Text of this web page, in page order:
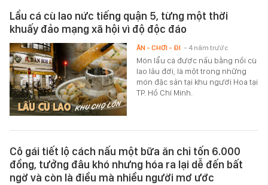
Lẩu cá cù lao nức tiếng quận 5, từng một thời
khuấy đảo mạng xã hội vì độ độc đáo
Món lẩu cá được nấu bằng nồi cù
lao lâu đời, là một trong những
món đặc sản tại khu người Hoa tại
TP. Hồ Chí Minh.
ĂN - CHƠI - ĐI - 4 năm trước
Cô gái tiết lộ cách nấu một bữa ăn chỉ tốn 6.000
đồng, tưởng đâu khó nhưng hóa ra lại dễ đến bất
ngờ và còn là điều mà nhiều người mơ ước